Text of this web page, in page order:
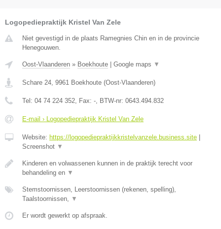
Logopediepraktijk Kristel Van Zele
Niet gevestigd in de plaats Ramegnies Chin en in de provincie
Henegouwen.
Oost-Vlaanderen » Boekhoute | Google maps ▼
Schare 24 9961 Boekhoute (Oost-Vlaanderen)
Tel: 04 74 224 352 , Fax: - , BTW-nr: 0643.494.832
E-mail › Logopediepraktijk Kristel Van Zele
Website: https://logopediepraktijkkristelvanzele.business.site |
Screenshot ▼
Kinderen en volwassenen kunnen in de praktijk terecht voor
behandeling en ▼
Stemstoornissen, Leerstoornissen (rekenen, spelling),
Taalstoornissen,
▼
Er wordt gewerkt op afspraak.